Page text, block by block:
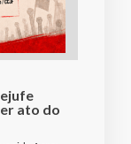
ato do